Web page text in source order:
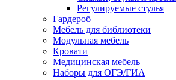
Регулируемые стулья
Гардероб
Мебель для библиотеки
Модульная мебель
Кровати
Медицинская мебель
Наборы для ОГЭ/ГИА